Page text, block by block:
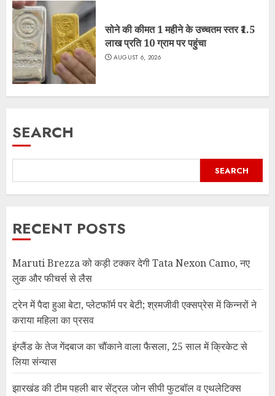
सोने की कीमत 1 महीने के उच्चतम स्तर ₹1.5
लाख प्रति 10 ग्राम पर पहुंचा
AUGUST 6, 2026
SEARCH
SEARCH
RECENT POSTS
Maruti Brezza को कड़ी टक्कर देगी Tata Nexon Camo, नए
लुक और फीचर्स से लैस
ट्रेन में पैदा हुआ बेटा, प्लेटफॉर्म पर बेटी; श्रमजीवी एक्सप्रेस में किन्नरों ने
कराया महिला का प्रसव
इंग्लैंड के तेज गेंदबाज का चौंकाने वाला फैसला, 25 साल में क्रिकेट से
लिया संन्यास
झारखंड की टीम पहली बार सेंट्रल जोन सीपी फुटबॉल व एथलेटिक्स